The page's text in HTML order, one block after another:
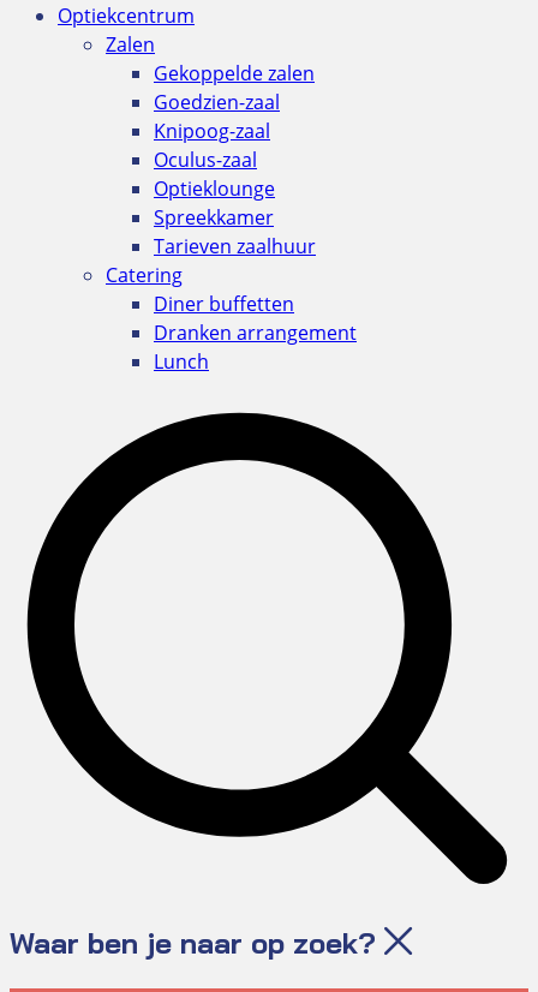
Optiekcentrum
Zalen
Gekoppelde zalen
Goedzien-zaal
Knipoog-zaal
Oculus-zaal
Optieklounge
Spreekkamer
Tarieven zaalhuur
Catering
Diner buffetten
Dranken arrangement
Lunch
Waar ben je naar op zoek?